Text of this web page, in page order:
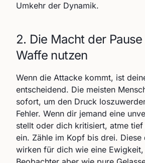
Umkehr der Dynamik.
2. Die Macht der
Waffe nutzen
Wenn die Attacke kommt, ist
entscheidend. Die meisten
sofort, um den Druck
Fehler. Wenn dir jemand eine
stellt oder dich kritisiert, atme
ein. Zähle im Kopf bis drei. Diese
wirken für dich wie eine